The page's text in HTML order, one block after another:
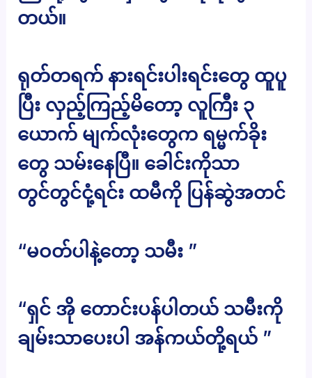
တယ်။
ရုတ်တရက် နားရင်းပါးရင်းတွေ ထူပူ
ပြီး လှည့်ကြည့်မိတော့ လူကြီး ၃
ယောက် မျက်လုံးတွေက ရမ္မက်ခိုး
တွေ သမ်းနေပြီ။ ခေါင်းကိုသာ
တွင်တွင်ငုံ့ရင်း ထမီကို ပြန်ဆွဲအတင်
“မဝတ်ပါနဲ့တော့ သမီး ”
“ရှင် အို တောင်းပန်ပါတယ် သမီးကို
ချမ်းသာပေးပါ အန်ကယ်တို့ရယ် ”